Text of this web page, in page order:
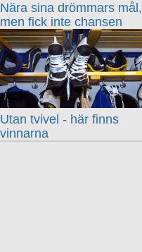
Nära sina drömmars mål,
men fick inte chansen
Utan tvivel - här finns
vinnarna